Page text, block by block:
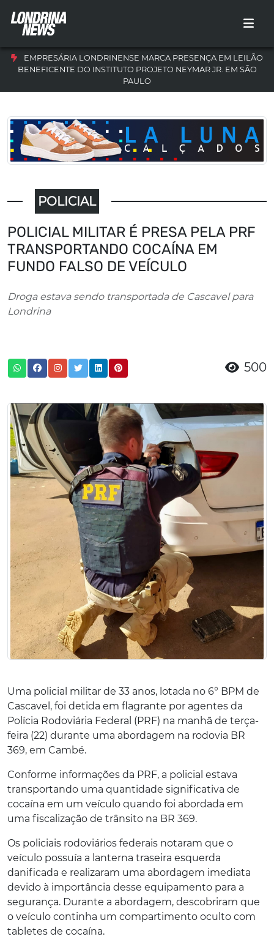
EMPRESÁRIA LONDRINENSE MARCA PRESENÇA EM LEILÃO
BENEFICENTE DO INSTITUTO PROJETO NEYMAR JR. EM SÃO
PAULO
POLICIAL
POLICIAL MILITAR É PRESA PELA PRF
TRANSPORTANDO COCAÍNA EM
FUNDO FALSO DE VEÍCULO
Droga estava sendo transportada de Cascavel para
Londrina
500
Uma policial militar de 33 anos, lotada no 6° BPM de
Cascavel, foi detida em flagrante por agentes da
Polícia Rodoviária Federal (PRF) na manhã de terça-
feira (22) durante uma abordagem na rodovia BR
369, em Cambé.
Conforme informações da PRF, a policial estava
transportando uma quantidade significativa de
cocaína em um veículo quando foi abordada em
uma fiscalização de trânsito na BR 369.
Os policiais rodoviários federais notaram que o
veículo possuía a lanterna traseira esquerda
danificada e realizaram uma abordagem imediata
devido à importância desse equipamento para a
segurança. Durante a abordagem, descobriram que
o veículo continha um compartimento oculto com
tabletes de cocaína.